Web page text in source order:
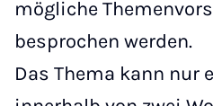
mögliche
besprochen werden.
Das Thema kann nur